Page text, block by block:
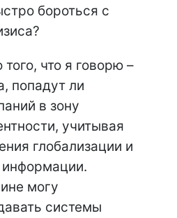
бороться с
что я говорю –
попадут ли
в зону
учитывая
глобализации и
могу
системы